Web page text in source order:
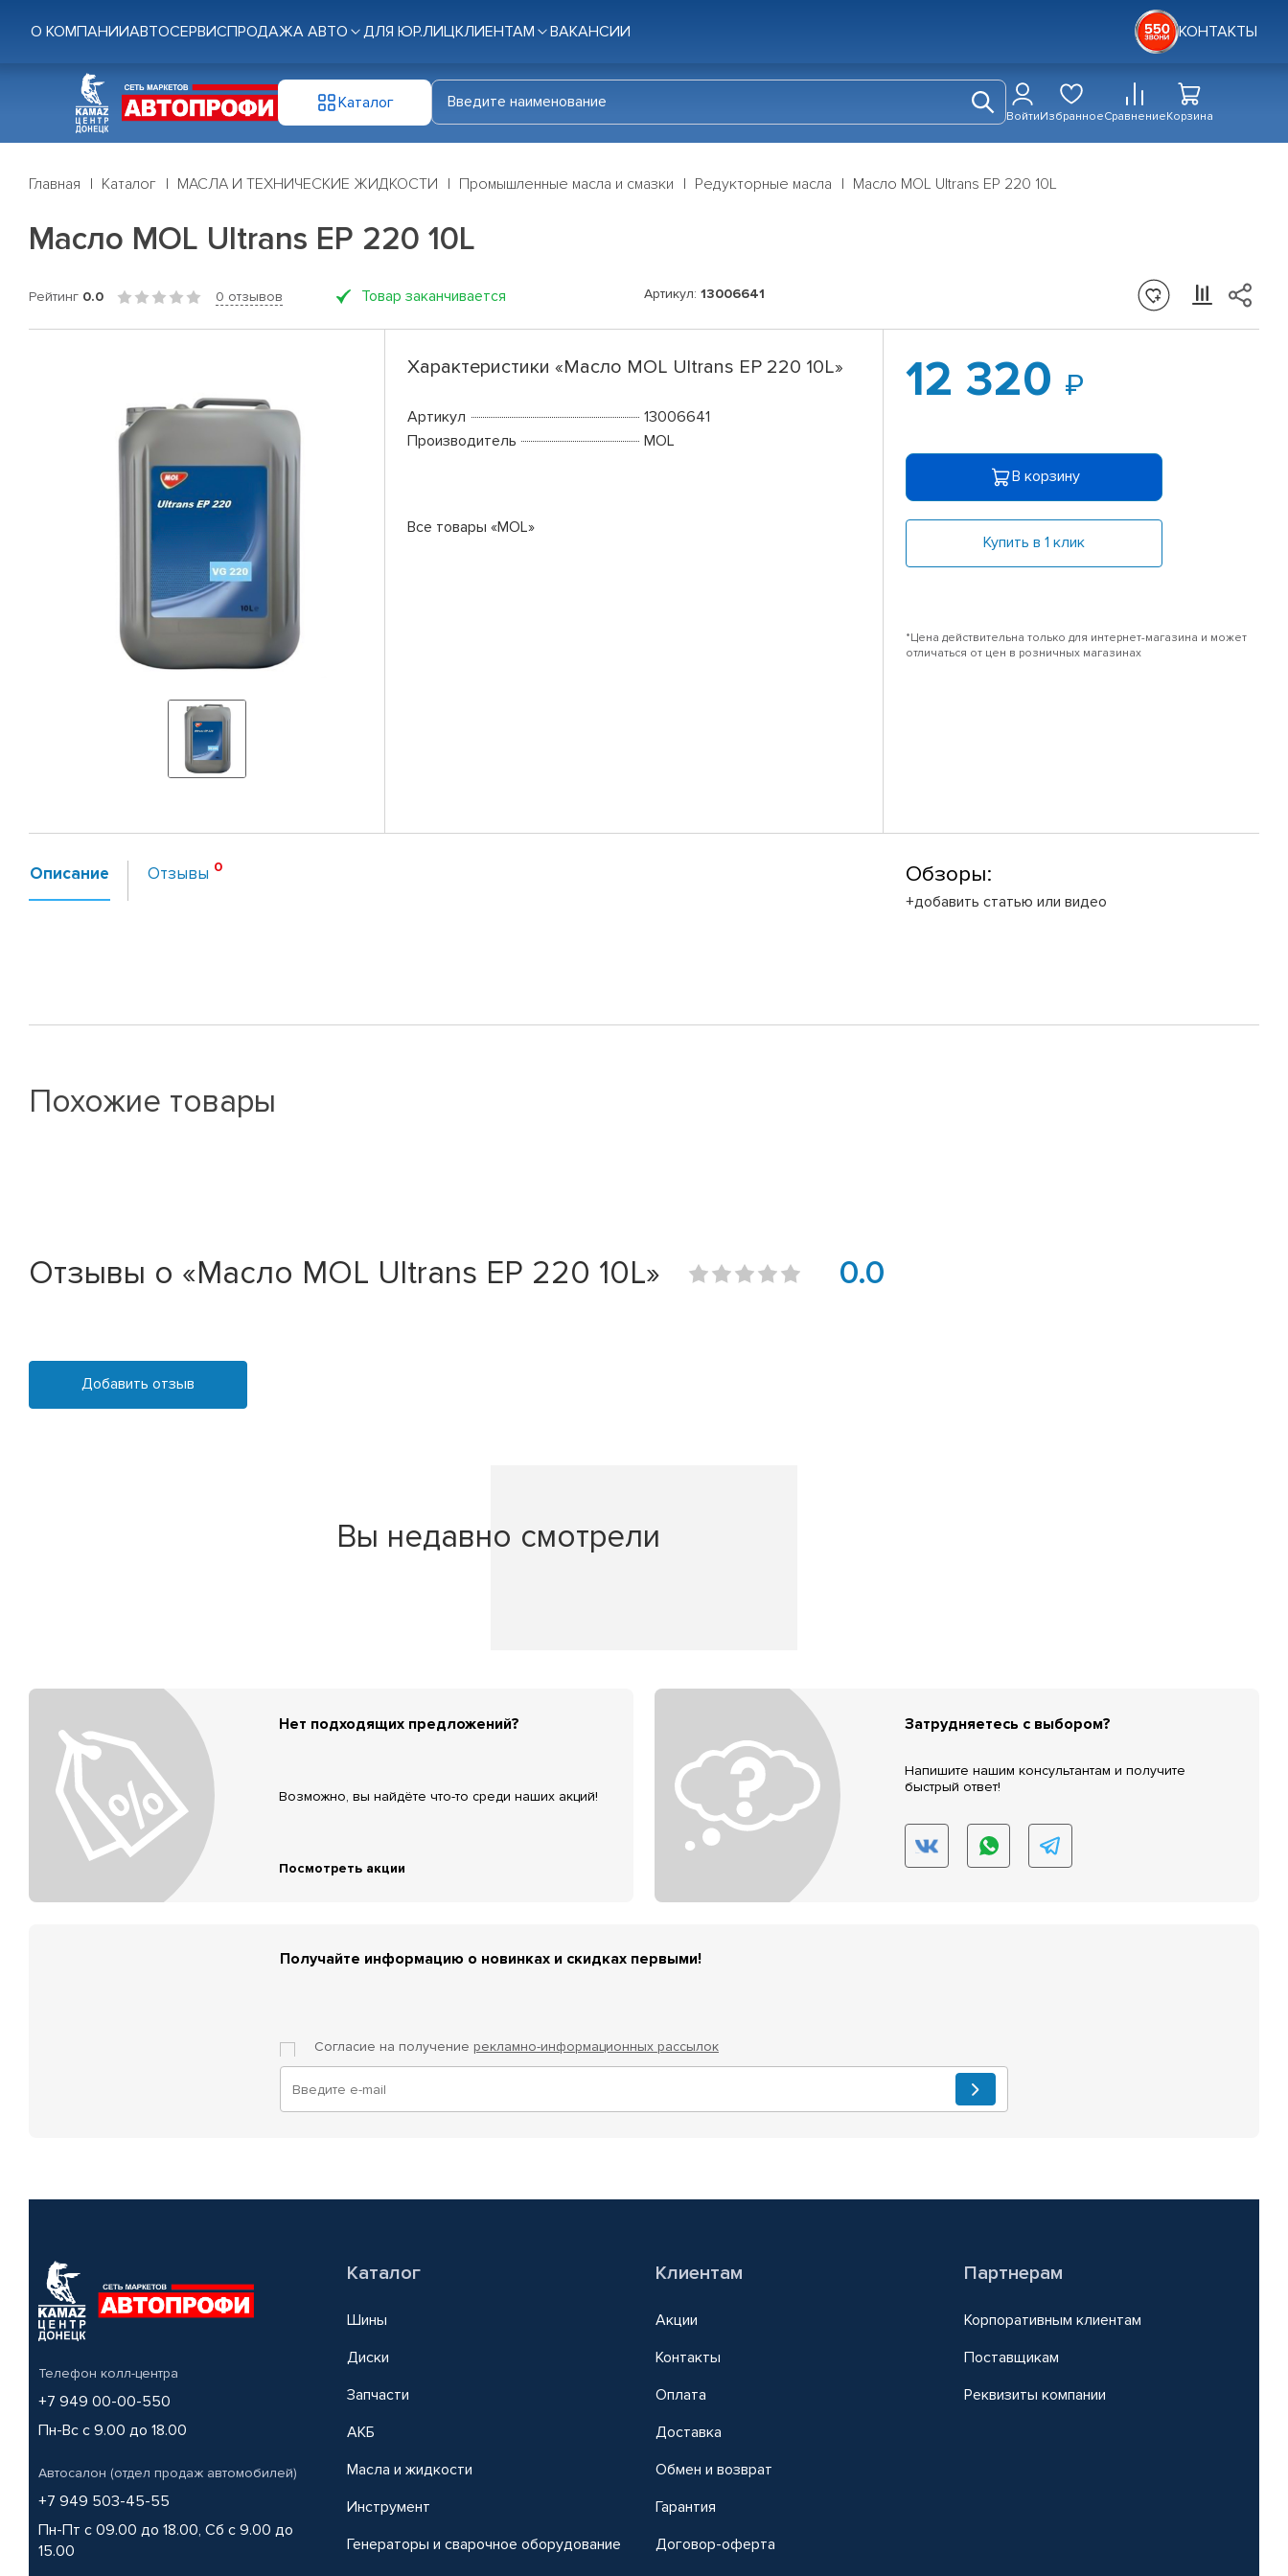
О КОМПАНИИАВТОСЕРВИСПРОДАЖА АВТО ДЛЯ ЮР.ЛИЦКЛИЕНТАМ ВАКАНСИИ КОНТАКТЫ
Каталог
ВойтиИзбранноеСравнениеКорзина
Главная Каталог МАСЛА И ТЕХНИЧЕСКИЕ ЖИДКОСТИ Промышленные масла и смазки Редукторные масла Масло MOL Ultrans EP 220 10L
Масло MOL Ultrans EP 220 10L
Рейтинг 0.0 0 отзывов Товар заканчивается Артикул: 13006641
Характеристики «Масло MOL Ultrans EP 220 10L»
Артикул
13006641
Производитель
MOL
Все товары «MOL»
12 320
В корзину
Купить в 1 клик
*Цена действительна только для интернет-магазина и может
отличаться от цен в розничных магазинах
Описание Отзывы Обзоры:
+добавить статью или видео
Похожие товары
Отзывы о «Масло MOL Ultrans EP 220 10L» 0.0
Добавить отзыв
Вы недавно смотрели
Нет подходящих предложений?
Возможно, вы найдёте что-то среди наших акций!
Посмотреть акции
Затрудняетесь с выбором?
Напишите нашим консультантам и получите
быстрый ответ!
Получайте информацию о новинках и скидках первыми!
Согласие на получение рекламно-информационных рассылок
Телефон колл-центра
+7 949 00-00-550
Пн-Вс с 9.00 до 18.00
Автосалон (отдел продаж автомобилей)
+7 949 503-45-55
Пн-Пт с 09.00 до 18.00, Сб с 9.00 до
15.00
Каталог
Шины
Диски
Запчасти
АКБ
Масла и жидкости
Инструмент
Генераторы и сварочное оборудование
Клиентам
Акции
Контакты
Оплата
Доставка
Обмен и возврат
Гарантия
Договор-оферта
Партнерам
Корпоративным клиентам
Поставщикам
Реквизиты компании